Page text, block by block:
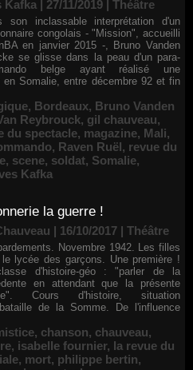
Kafka | 27/11/2019 Théâtre
son inclassable interprétation d'un
congolais - "Mission", accueilli
en janvier 2015 -, Bruno Vanden
se glisse dans la peau d'un para-
belge ayant réalisé une
Somalie, entre décembre 92 et fin
, Bordeaux, Bruno Vanden
Reybrouck, gil chauveau,
du spectacle, magazine, Mali,
, Raven Ruël, revue du
, scene, soldat, Somalie,
Kafka
la guerre !
| 16/10/2017 | Théâtre
Novembre 1942. Les filles
lycée des garçons. Une première !
d'histoire-géo : "parler de la
en attendant que la présente
Cours d'histoire, situation
de la Somme. De l'influence
, chanson, chauveau,
, isabelle fournier, la revue du
, mort, philippe bertin,